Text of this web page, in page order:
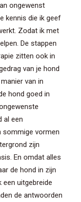
ongewenst
kennis die ik geef
Zodat ik met
De stappen
zitten ook in
van je hond
van in
hond goed in
al een
sommige vormen
zijn
En omdat alles
de hond in zijn
een uitgebreide
de antwoorden